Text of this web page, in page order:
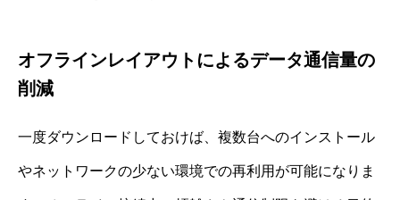
オフラインレイアウトによるデータ通信量の
削減
一度ダウンロードしておけば、複数台へのインストール
やネットワークの少ない環境での再利用が可能になりま